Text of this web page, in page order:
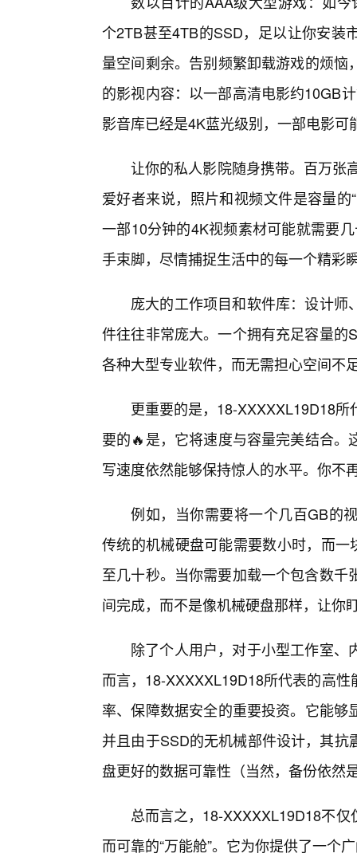
个2TB甚至4TB的SSD，足以让你安装
量空间剩余。告别频繁卸载游戏的烦
的影视内容：以一部高清电影约10GB
影音库已经是4K蓝光级别，一部电影
让你的私人影院随身携带。百万张
爱好者来说，照片和视频文件是容量
一部10分钟的4K视频素材可能就需要
手束脚，尽情捕捉生活中的每一个精彩
庞大的工作项目和软件库：设计
件往往非常庞大。一个拥有充足容量
各种大型专业软件，而无需担心空间不
更重要的是，18-XXXXXL19D18
要的🔥是，它将速度与容量完美结合
写速度依然能够保持惊人的水平。你不
例如，当你需要将一个几百GB的
传统的机械硬盘可能需要数小时，而
至几十秒。当你需要加载一个包含数
间完成，而不是像机械硬盘那样，让你
除了个人用户，对于小型工作室
而言，18-XXXXXL19D18所代表的高
率、保障数据安全的重要投资。它能
并且由于SSD的无机械部件设计，其
盘更好的数据可靠性（当然，备份依然
总而言之，18-XXXXXL19D18不
而可靠的“万能舱”。它为你提供了一个